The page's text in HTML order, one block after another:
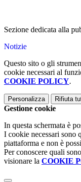
Sezione dedicata alla
Notizie
Questo sito o gli
cookie necessari al
COOKIE POLICY.
Personalizza Rifiuta
Gestione cookie
In questa schermata è
I cookie necessari sono
piattaforma e non è
Per conoscere quali
visionare la COOKIE